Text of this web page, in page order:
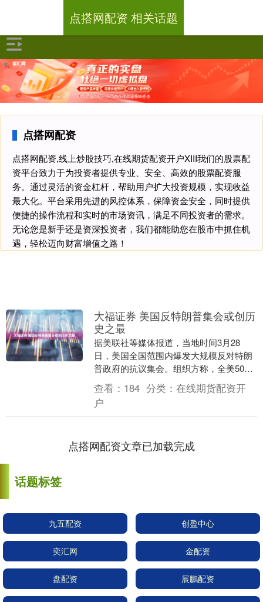
点搭网配资
点搭网配资,线上炒股技巧,在线期货配资开户XIII‌我们的股票配
资平台致力于为投资者提供专业、安全、高效的股票配资服
务。通过灵活的资金杠杆，帮助用户扩大投资规模，实现收益
最大化。平台采用先进的风控体系，保障资金安全，同时提供
便捷的操作流程和实时的市场资讯，满足不同投资者的需求。
无论您是新手还是资深投资者，我们都能助您在股市中抓住机
遇，轻松迈向财富增值之路！
点搭网配资 相关话题
大福证券 美国反特朗普集会或创历
史之最
据美联社等媒体报道，当地时间3月28
日，美国全国范围内爆发大规模反对特朗
普政府的抗议集会。组织方称，全美50个
州共安排3100余场抗议活动，预计参与人
数将超过9....
查看： 184 分类： 在线期货配资开
户
点搭网配资文章已加载完成
话题标签
九五配资 创盈中心
奕汇网 金配资
盘配资 展鵬配资